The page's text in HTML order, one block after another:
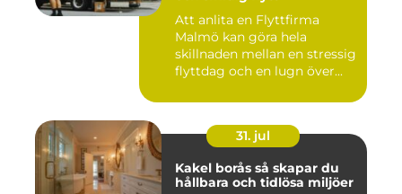
Att anlita en Flyttfirma
Malmö kan göra hela
skillnaden mellan en stressig
flyttdag och en lugn över...
31. jul
Kakel borås så skapar du
hållbara och tidlösa miljöer